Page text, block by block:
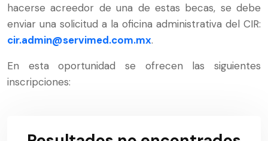
hacerse acreedor de una de estas becas, se debe
enviar una solicitud a la oficina administrativa del CIR:
cir.admin@servimed.com.mx.
En esta oportunidad se ofrecen las siguientes
inscripciones: